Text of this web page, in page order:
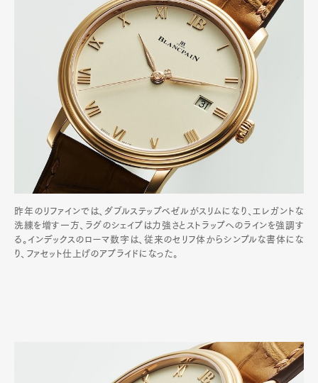
昨年のリファインでは、ダブルステップベゼルがスリムになり、エレガントな
洗練を増す一方、ラグのシェイプは力強さとストラップへのラインを強調す
る。インデックスのローマ数字は、従来のセリフ体からシンプルな書体にな
り、ファセット仕上げのアプライドになった。